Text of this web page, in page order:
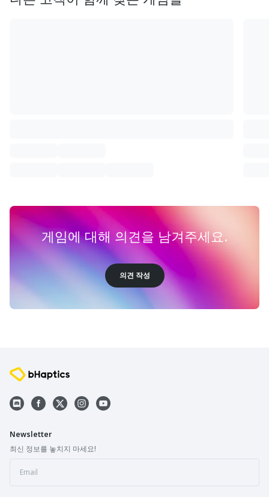
게임에 대해 의견을 남겨주세요.
의견 작성
Newsletter
최신 정보를 놓치지 마세요!